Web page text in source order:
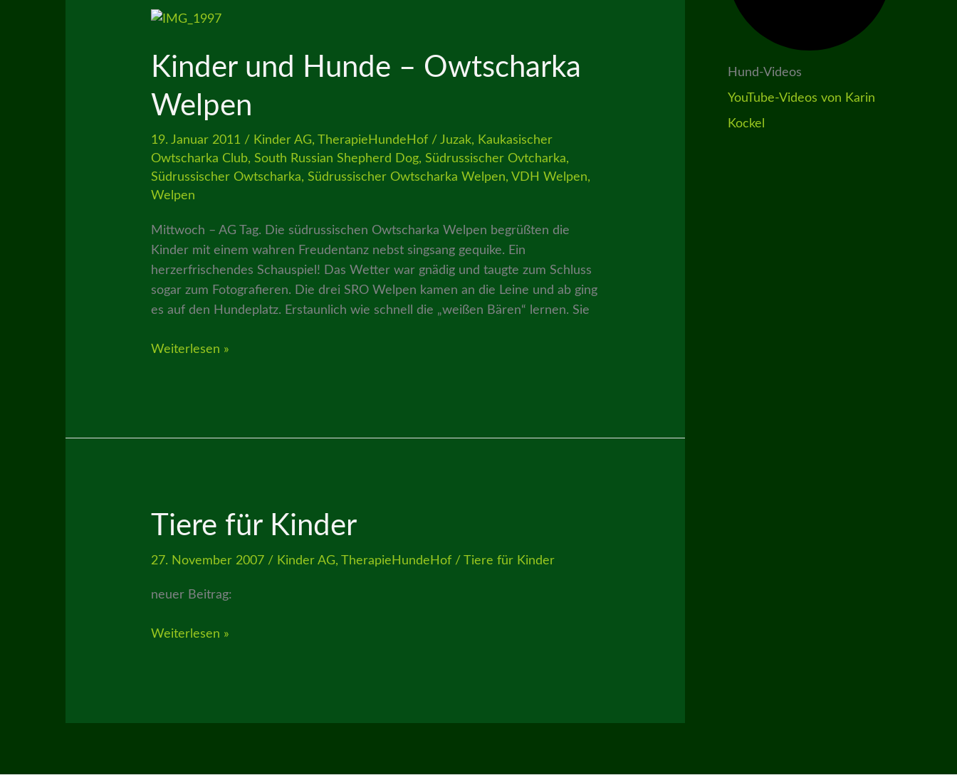
Kinder und Hunde – Owtscharka
Welpen
19. Januar 2011 / Kinder AG,TherapieHundeHof /Juzak, Kaukasischer
Owtscharka Club,South Russian Shepherd Dog,Südrussischer Ovtcharka,
Südrussischer Owtscharka,Südrussischer Owtscharka Welpen,VDH Welpen,
Welpen
Mittwoch – AG Tag. Die südrussischen Owtscharka Welpen begrüßten die
Kinder mit einem wahren Freudentanz nebst singsang gequike. Ein
herzerfrischendes Schauspiel! Das Wetter war gnädig und taugte zum Schluss
sogar zum Fotografieren. Die drei SRO Welpen kamen an die Leine und ab ging
es auf den Hundeplatz. Erstaunlich wie schnell die „weißen Bären“ lernen. Sie
Kinder
Weiterlesen »
Tiere für Kinder
27. November 2007 / Kinder AG,TherapieHundeHof /Tiere für Kinder
neuer Beitrag:
Tiere
Weiterlesen »
Hund-Videos
YouTube-Videos von Karin
Kockel